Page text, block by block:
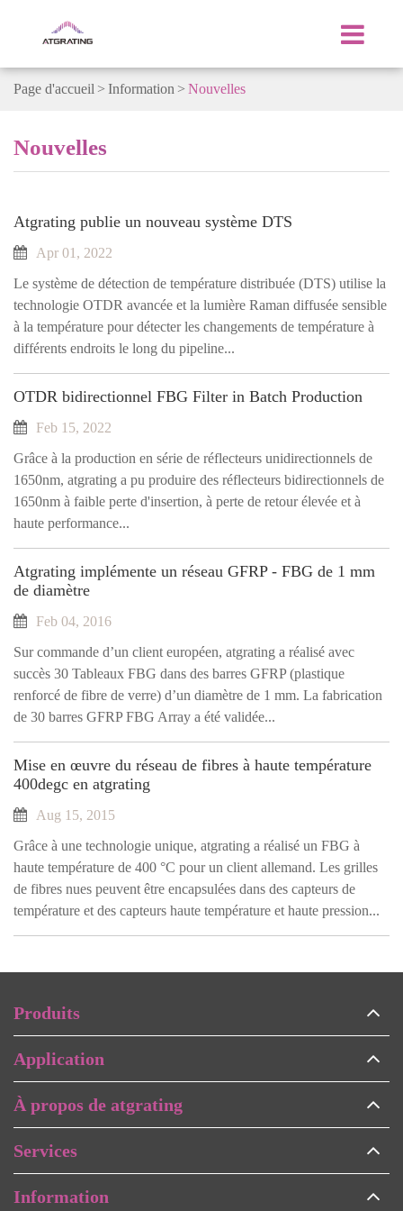
Page d'accueil Information Nouvelles
Nouvelles
Atgrating publie un nouveau système DTS
Apr 01, 2022
Le système de détection de température distribuée (DTS) utilise la
technologie OTDR avancée et la lumière Raman diffusée sensible
à la température pour détecter les changements de température à
différents endroits le long du pipeline...
OTDR bidirectionnel FBG Filter in Batch Production
Feb 15, 2022
Grâce à la production en série de réflecteurs unidirectionnels de
1650nm, atgrating a pu produire des réflecteurs bidirectionnels de
1650nm à faible perte d'insertion, à perte de retour élevée et à
haute performance...
Atgrating implémente un réseau GFRP - FBG de 1 mm
de diamètre
Feb 04, 2016
Sur commande d’un client européen, atgrating a réalisé avec
succès 30 Tableaux FBG dans des barres GFRP (plastique
renforcé de fibre de verre) d’un diamètre de 1 mm. La fabrication
de 30 barres GFRP FBG Array a été validée...
Mise en œuvre du réseau de fibres à haute température
400degc en atgrating
Aug 15, 2015
Grâce à une technologie unique, atgrating a réalisé un FBG à
haute température de 400 °C pour un client allemand. Les grilles
de fibres nues peuvent être encapsulées dans des capteurs de
température et des capteurs haute température et haute pression...
Produits
Application
À propos de atgrating
Services
Information